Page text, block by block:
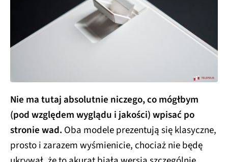
Nie ma tutaj absolutnie niczego, co mógłbym
(pod względem wyglądu i jakości) wpisać po
stronie wad. Oba modele prezentują się klasyczne,
prosto i zarazem wyśmienicie, chociaż nie będę